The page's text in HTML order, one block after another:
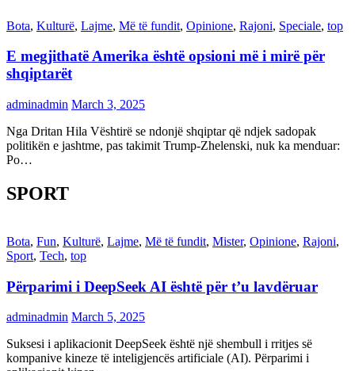
Bota, Kulturë, Lajme, Më të fundit, Opinione, Rajoni, Speciale, top
E megjithatë Amerika është opsioni më i mirë për
shqiptarët
adminadmin March 3, 2025
Nga Dritan Hila Vështirë se ndonjë shqiptar që ndjek sadopak
politikën e jashtme, pas takimit Trump-Zhelenski, nuk ka menduar:
Po…
SPORT
Bota, Fun, Kulturë, Lajme, Më të fundit, Mister, Opinione, Rajoni,
Sport, Tech, top
Përparimi i DeepSeek AI është për t’u lavdëruar
adminadmin March 5, 2025
Suksesi i aplikacionit DeepSeek është një shembull i rritjes së
kompanive kineze të inteligjencës artificiale (AI). Përparimi i